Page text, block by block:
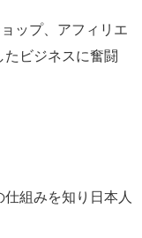
ップ、アフィリエ
ビジネスに奮闘
組みを知り日本人